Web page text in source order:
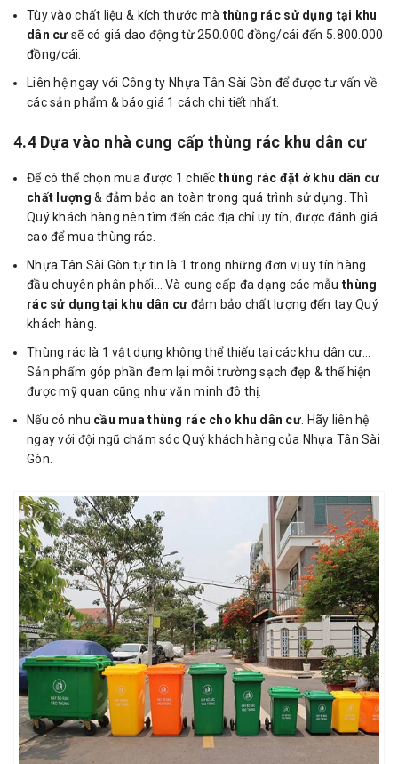
Tùy vào chất liệu & kích thước mà thùng rác sử dụng tại khu
dân cư sẽ có giá dao động từ 250.000 đồng/cái đến 5.800.000
đồng/cái.
Liên hệ ngay với Công ty Nhựa Tân Sài Gòn để được tư vấn về
các sản phẩm & báo giá 1 cách chi tiết nhất.
4.4 Dựa vào nhà cung cấp thùng rác khu dân cư
Để có thể chọn mua được 1 chiếc thùng rác đặt ở khu dân cư
chất lượng & đảm bảo an toàn trong quá trình sử dụng. Thì
Quý khách hàng nên tìm đến các địa chỉ uy tín, được đánh giá
cao để mua thùng rác.
Nhựa Tân Sài Gòn tự tin là 1 trong những đơn vị uy tín hàng
đầu chuyên phân phối… Và cung cấp đa dạng các mẫu thùng
rác sử dụng tại khu dân cư đảm bảo chất lượng đến tay Quý
khách hàng.
Thùng rác là 1 vật dụng không thể thiếu tại các khu dân cư…
Sản phẩm góp phần đem lại môi trường sạch đẹp & thể hiện
được mỹ quan cũng như văn minh đô thị.
Nếu có nhu cầu mua thùng rác cho khu dân cư. Hãy liên hệ
ngay với đội ngũ chăm sóc Quý khách hàng của Nhựa Tân Sài
Gòn.